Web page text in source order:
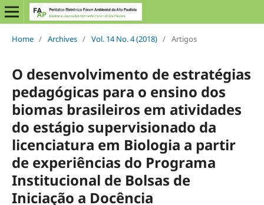
Home / Archives / Vol. 14 No. 4 (2018) / Artigos
O desenvolvimento de estratégias
pedagógicas para o ensino dos
biomas brasileiros em atividades
do estágio supervisionado da
licenciatura em Biologia a partir
de experiências do Programa
Institucional de Bolsas de
Iniciação a Docência